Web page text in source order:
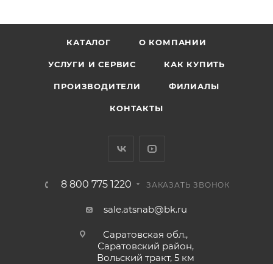
КАТАЛОГ О КОМПАНИИ
УСЛУГИ И СЕРВИС КАК КУПИТЬ
ПРОИЗВОДИТЕЛИ ФИЛИАЛЫ
КОНТАКТЫ
8 800 775 1220 ЗАКАЗАТЬ ЗВОНОК
sale.atsnab@bk.ru
Саратовская обл.,
Саратовский район,
Вольский тракт, 5 км